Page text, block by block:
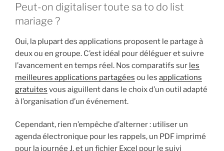
Peut-on digitaliser toute sa to do list
mariage ?
Oui, la plupart des applications proposent le partage à
deux ou en groupe. C’est idéal pour déléguer et suivre
l’avancement en temps réel. Nos comparatifs sur les
meilleures applications partagées ou les applications
gratuites vous aiguillent dans le choix d’un outil adapté
à l’organisation d’un événement.
Cependant, rien n’empêche d’alterner : utiliser un
agenda électronique pour les rappels, un PDF imprimé
pour la journée J, et un fichier Excel pour le suivi